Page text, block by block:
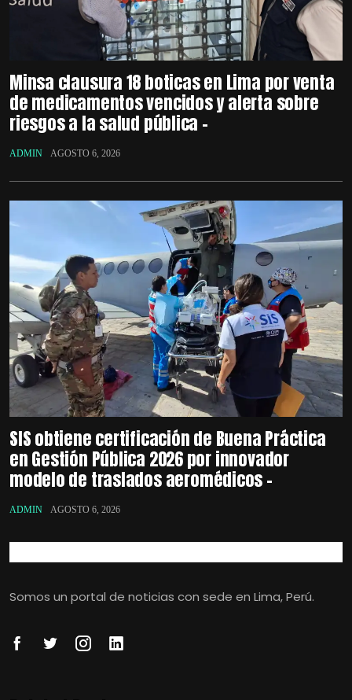
Minsa clausura 18 boticas en Lima por venta
de medicamentos vencidos y alerta sobre
riesgos a la salud pública –
ADMIN AGOSTO 6, 2026
SIS obtiene certificación de Buena Práctica
en Gestión Pública 2026 por innovador
modelo de traslados aeromédicos –
ADMIN AGOSTO 6, 2026
Somos un portal de noticias con sede en Lima, Perú.